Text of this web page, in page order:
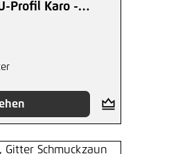
Profil Karo -